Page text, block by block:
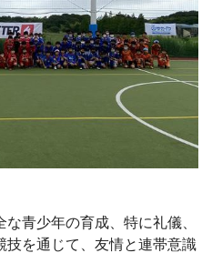
青少年の育成、特に礼儀、
技を通じて、友情と連帯意識